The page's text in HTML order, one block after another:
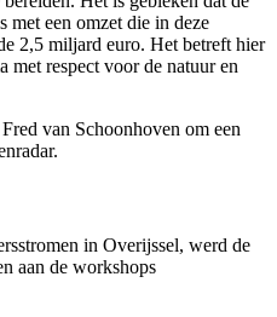
met een omzet die in deze
2,5 miljard euro. Het betreft hier
met respect voor de natuur en
van Schoonhoven om een
in Overijssel, werd de
aan de workshops